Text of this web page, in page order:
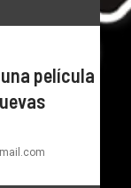
película